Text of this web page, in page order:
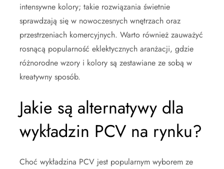
intensywne kolory; takie rozwiązania świetnie
sprawdzają się w nowoczesnych wnętrzach oraz
przestrzeniach komercyjnych. Warto również zauważyć
rosnącą popularność eklektycznych aranżacji, gdzie
różnorodne wzory i kolory są zestawiane ze sobą w
kreatywny sposób.
Jakie są alternatywy dla
wykładzin PCV na rynku?
Choć wykładzina PCV jest popularnym wyborem ze